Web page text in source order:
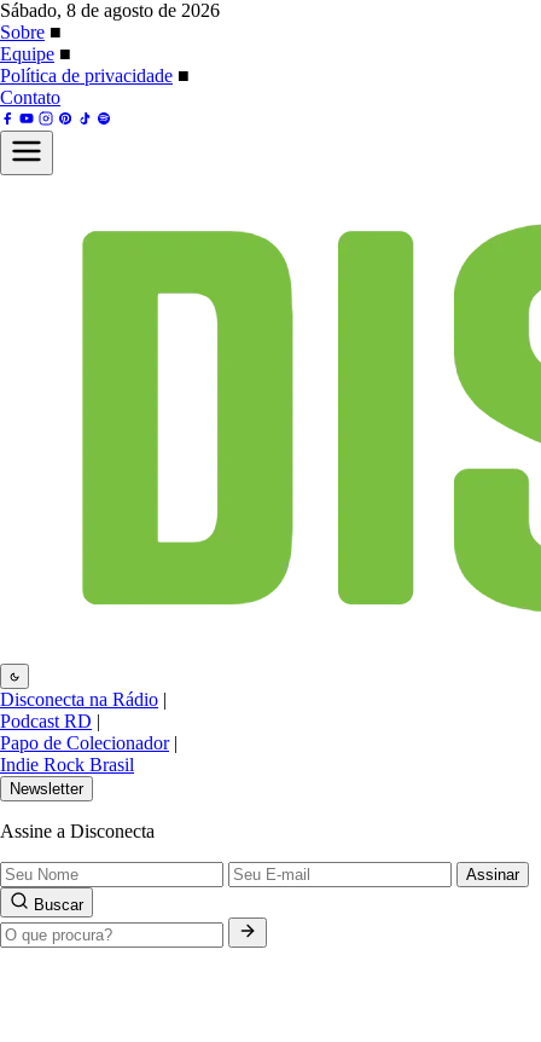
Sábado, 8 de agosto de 2026
Sobre ■
Equipe ■
Política de privacidade ■
Contato
Disconecta na Rádio |
Podcast RD |
Papo de Colecionador |
Indie Rock Brasil
Newsletter
Assine a Disconecta
Assinar
Buscar